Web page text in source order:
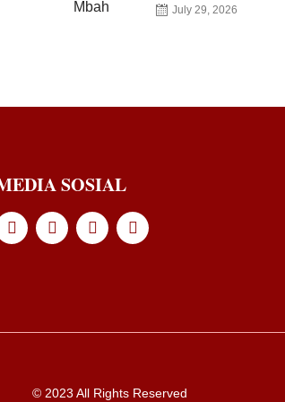
July 29, 2026
SOSIAL
© 2023 All Rights Reserved